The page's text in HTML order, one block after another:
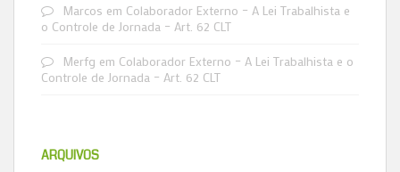
Marcos em Colaborador Externo – A Lei Trabalhista e
o Controle de Jornada – Art. 62 CLT
Merfg em Colaborador Externo – A Lei Trabalhista e o
Controle de Jornada – Art. 62 CLT
ARQUIVOS